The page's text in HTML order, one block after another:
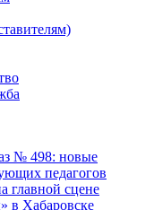
№ 498: новые
педагогов